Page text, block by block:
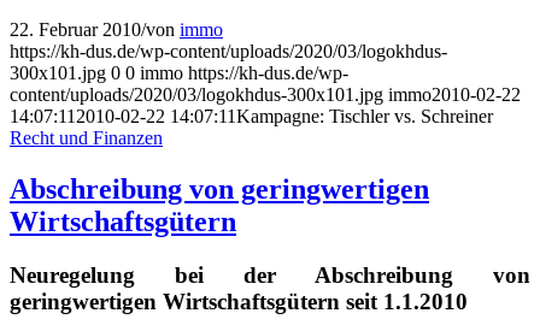
22. Februar 2010/von immo
https://kh-dus.de/wp-content/uploads/2020/03/logokhdus-
300x101.jpg 0 0 immo https://kh-dus.de/wp-
content/uploads/2020/03/logokhdus-300x101.jpg immo2010-02-22
14:07:11 2010-02-22 14:07:11Kampagne: Tischler vs. Schreiner
Recht und Finanzen
Abschreibung von geringwertigen
Wirtschaftsgütern
Neuregelung bei der Abschreibung von
geringwertigen Wirtschaftsgütern seit 1.1.2010